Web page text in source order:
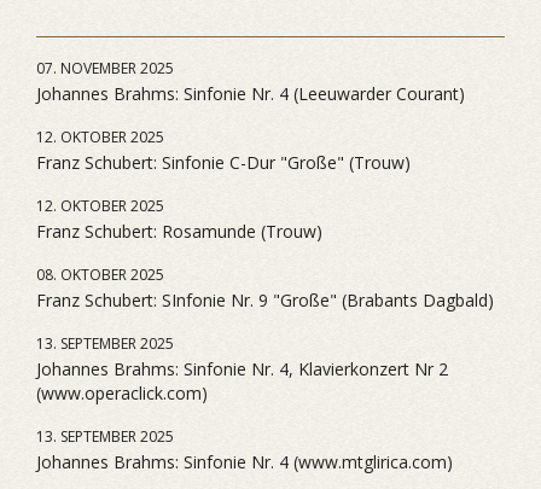
07. NOVEMBER 2025
Johannes Brahms: Sinfonie Nr. 4 (Leeuwarder Courant)
12. OKTOBER 2025
Franz Schubert: Sinfonie C-Dur "Große" (Trouw)
12. OKTOBER 2025
Franz Schubert: Rosamunde (Trouw)
08. OKTOBER 2025
Franz Schubert: SInfonie Nr. 9 "Große" (Brabants Dagbald)
13. SEPTEMBER 2025
Johannes Brahms: Sinfonie Nr. 4, Klavierkonzert Nr 2
(www.operaclick.com)
13. SEPTEMBER 2025
Johannes Brahms: Sinfonie Nr. 4 (www.mtglirica.com)